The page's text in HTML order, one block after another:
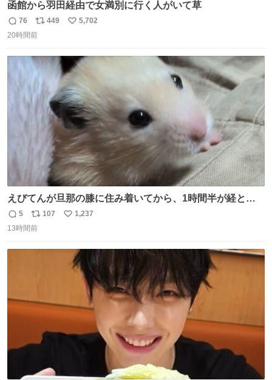
函館から羽田経由で女満別に行く人がいて草
返
信
76
リ
ポ
ト
数
449
い
数
5,702
20時間前
えびてんが旦那の膝に住み着いてから、1時間半が経とう
としている。 えびてんはもう永住の意を固めており、持ち
込んだおやつを所定の場所に置くなどしている。
返
信
5
リ
ポ
107
い
1,237
13時間前